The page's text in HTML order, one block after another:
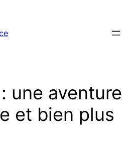
une aventure
et bien plus